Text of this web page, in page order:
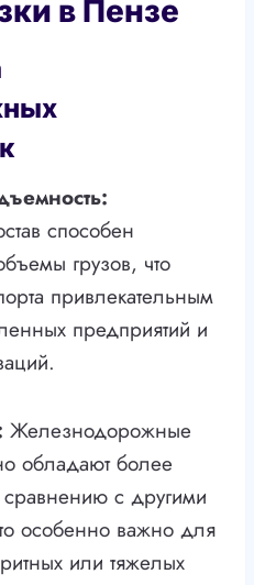
в Пензе
способен
грузов, что
привлекательным
предприятий и
Железнодорожные
обладают более
сравнению с другими
особенно важно для
или тяжелых